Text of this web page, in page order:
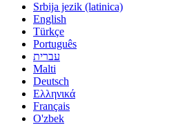
Srbija jezik (latinica)
English
Türkçe
Português
עברית
Malti
Deutsch
Ελληνικά
Français
O'zbek